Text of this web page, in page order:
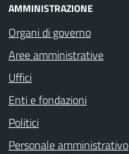
AMMINISTRAZIONE
Organi di governo
Aree amministrative
Uffici
Enti e fondazioni
Politici
Personale amministrativo